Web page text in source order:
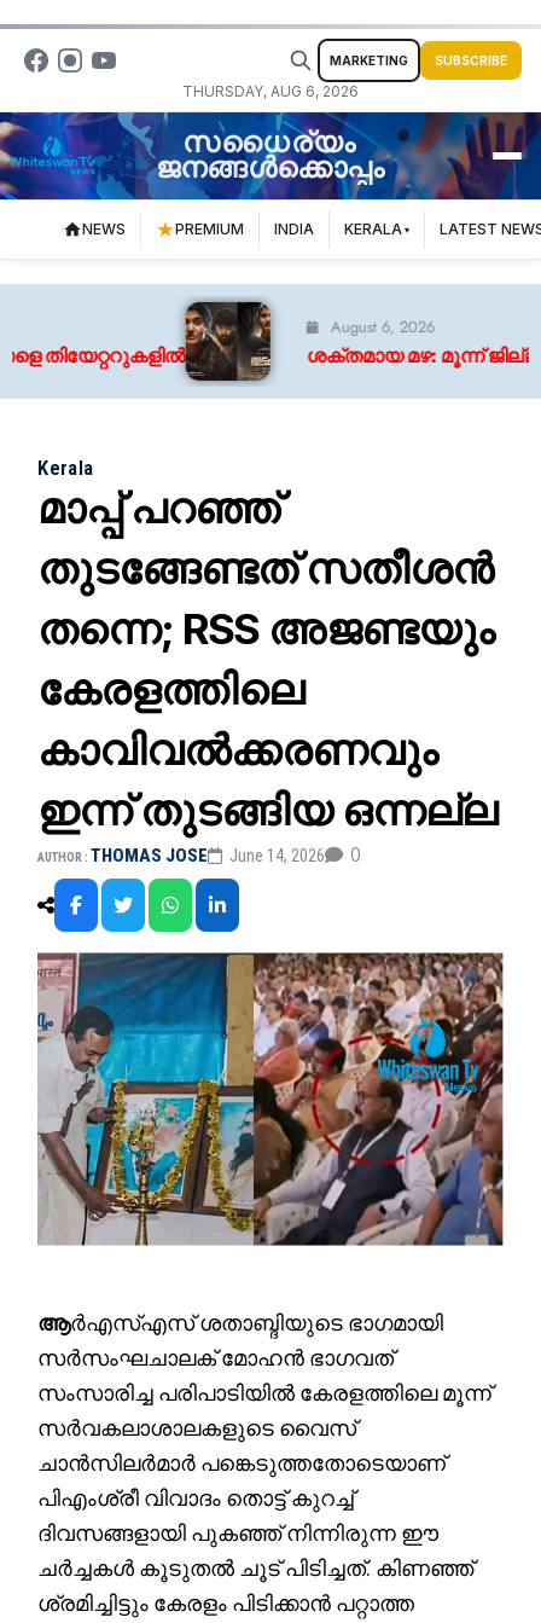
THURSDAY, AUG 6, 2026
MARKETING SUBSCRIBE
സധൈര്യം
ജനങ്ങൾക്കൊപ്പം
NEWS PREMIUM INDIA KERALA LATEST
August 6, 2026
ശക്തമായ മഴ: മൂന്ന്
Kerala
മാപ്പ് പറഞ്ഞ്
തുടങ്ങേണ്ടത് സതീശൻ
തന്നെ; RSS അജണ്ടയും
കേരളത്തിലെ
കാവിവൽക്കരണവും
ഇന്ന് തുടങ്ങിയ ഒന്നല്ല
AUTHOR : THOMAS JOSE June 14, 2026 0
ആർഎസ്എസ് ശതാബ്ദിയുടെ ഭാഗമായി
സർസംഘചാലക് മോഹൻ ഭാഗവത്
സംസാരിച്ച പരിപാടിയിൽ കേരളത്തിലെ മൂന്ന്
സർവകലാശാലകളുടെ വൈസ്
ചാൻസിലർമാർ പങ്കെടുത്തതോടെയാണ്
പിഎംശ്രീ വിവാദം തൊട്ട് കുറച്ച്
ദിവസങ്ങളായി പുകഞ്ഞ് നിന്നിരുന്ന ഈ
ചർച്ചകൾ കൂടുതൽ ചൂട് പിടിച്ചത്. കിണഞ്ഞ്
ശ്രമിച്ചിട്ടും കേരളം പിടിക്കാൻ പറ്റാത്ത